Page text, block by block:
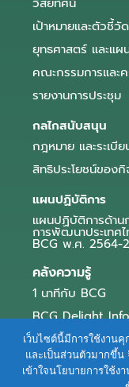
เป้าหมายและตัวชี้วั
ยุทธศาสตร์ และแผ
คณะกรรมการและ
รายงานการประชุม
กลไกสนับสนุน
กฎหมาย และระเบีย
สิทธิประโยชน์ของ
แผนปฏิบัติการ
แผนปฏิบัติการด้าน
การพัฒนาประเทศ
BCG พ.ศ. 2564-
คลังความรู้
1 นาทีกับ BCG
BCG Delight
สื่อประชาสัมพันธ์
e-Book Series
เว็บไซต์นี้มีการใช้งานคุ
และเป็นส่วนตัวมากขึ้น
เข้าใจนโยบายการใช้